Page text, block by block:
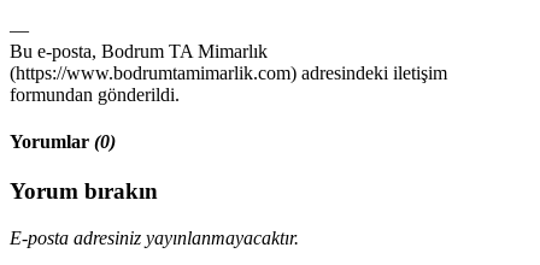
—
Bu e-posta, Bodrum TA Mimarlık
(https://www.bodrumtamimarlik.com) adresindeki iletişim
formundan gönderildi.
Yorumlar (0)
Yorum bırakın
E-posta adresiniz yayınlanmayacaktır.